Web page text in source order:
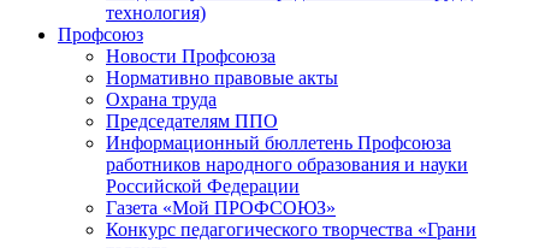
технология)
Профсоюз
Новости Профсоюза
Нормативно правовые акты
Охрана труда
Председателям ППО
Информационный бюллетень Профсоюза
работников народного образования и науки
Российской Федерации
Газета «Мой ПРОФСОЮЗ»
Конкурс педагогического творчества «Грани